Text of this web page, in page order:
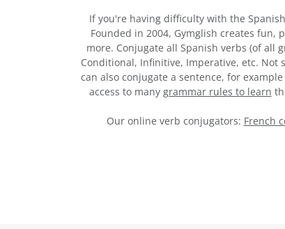
If you're having difficulty with the
Founded in 2004, Gymglish creates fun,
more. Conjugate all Spanish verbs (of all
Conditional, Infinitive, Imperative, etc. Not
can also conjugate a sentence, for
access to many grammar rules to learn
Our online verb conjugators: French